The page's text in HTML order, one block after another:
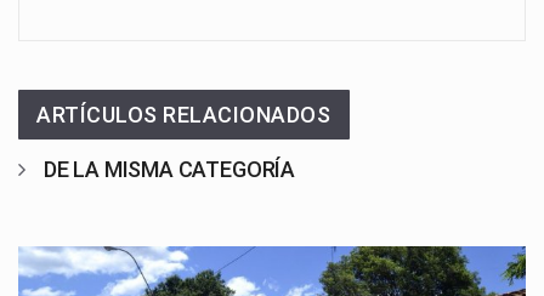
ARTÍCULOS RELACIONADOS
DE LA MISMA CATEGORÍA